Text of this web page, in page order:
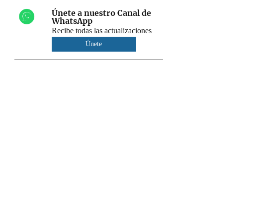
Únete a nuestro Canal de
WhatsApp
Recibe todas las actualizaciones
Únete